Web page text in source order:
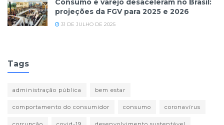
projeções da FGV para 2025 e 2026
31 DE JULHO DE 2025
Tags
administração pública bem estar
comportamento do consumidor consumo coronavírus